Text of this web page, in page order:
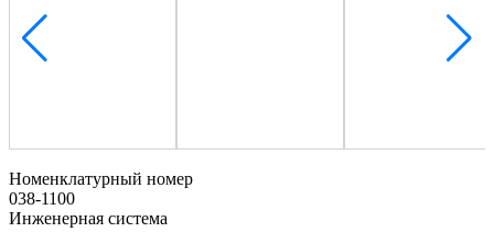
Номенклатурный номер
038-1100
Инженерная система